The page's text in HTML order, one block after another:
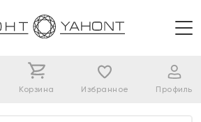
Корзина Избранное Профиль